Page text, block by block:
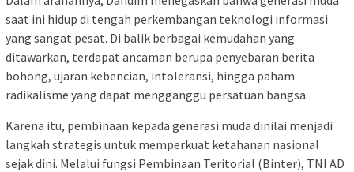
saat ini hidup di tengah perkembangan teknologi informasi
yang sangat pesat. Di balik berbagai kemudahan yang
ditawarkan, terdapat ancaman berupa penyebaran berita
bohong, ujaran kebencian, intoleransi, hingga paham
radikalisme yang dapat mengganggu persatuan bangsa.
Karena itu, pembinaan kepada generasi muda dinilai menjadi
langkah strategis untuk memperkuat ketahanan nasional
sejak dini. Melalui fungsi Pembinaan Teritorial (Binter), TNI AD